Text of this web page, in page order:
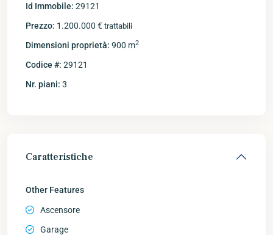
Id Immobile: 29121
Prezzo: 1.200.000 € trattabili
Dimensioni proprietà: 900 m2
Codice #: 29121
Nr. piani: 3
Caratteristiche
Other Features
Ascensore
Garage